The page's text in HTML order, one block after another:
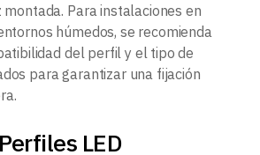
montada. Para instalaciones en
húmedos, se recomienda
del perfil y el tipo de
para garantizar una fijación
LED